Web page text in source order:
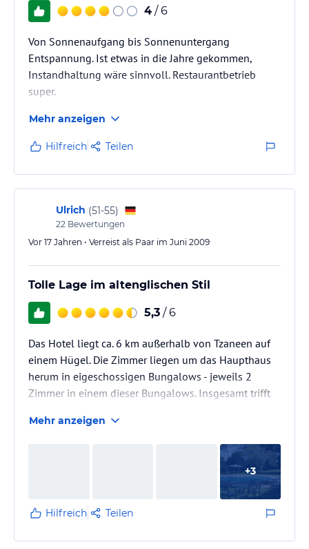
4 / 6
Von Sonnenaufgang bis Sonnenuntergang
Entspannung. Ist etwas in die Jahre gekommen,
Instandhaltung wäre sinnvoll. Restaurantbetrieb
super.
Mehr anzeigen
Hilfreich Teilen
Ulrich (51-55)
22 Bewertungen
Vor 17 Jahren • Verreist als Paar im Juni 2009
Tolle Lage im altenglischen Stil
5,3 / 6
Das Hotel liegt ca. 6 km außerhalb von Tzaneen auf
einem Hügel. Die Zimmer liegen um das Haupthaus
herum in eigeschossigen Bungalows - jeweils 2
Zimmer in einem dieser Bungalows. Insgesamt trifft
besten. Es wurde viel renoviert aber noch nicht alles.
Zum Haus gehört eine Süßigkeiten-Manufaktur, die
man auch besichtigen kann. (hauptsächlich weiße
Mehr anzeigen
+3
Hilfreich Teilen